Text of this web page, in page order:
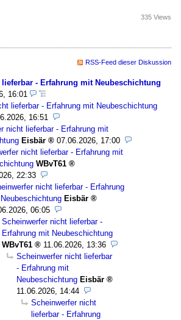
335 Views
RSS-Feed dieser Diskussion
- Erfahrung mit Neubeschichtung
16:01
lieferbar - Erfahrung mit Neubeschichtung
16:51
nicht lieferbar - Erfahrung mit
Eisbär
07.06.2026, 17:00
nicht lieferbar - Erfahrung mit
WBvT61
22:33
nicht lieferbar - Erfahrung
Eisbär
06:05
Scheinwerfer nicht lieferbar -
Erfahrung mit Neubeschichtung
WBvT61
11.06.2026, 13:36
Scheinwerfer nicht lieferbar
- Erfahrung mit
Neubeschichtung Eisbär
11.06.2026, 14:44
Scheinwerfer nicht
lieferbar - Erfahrung